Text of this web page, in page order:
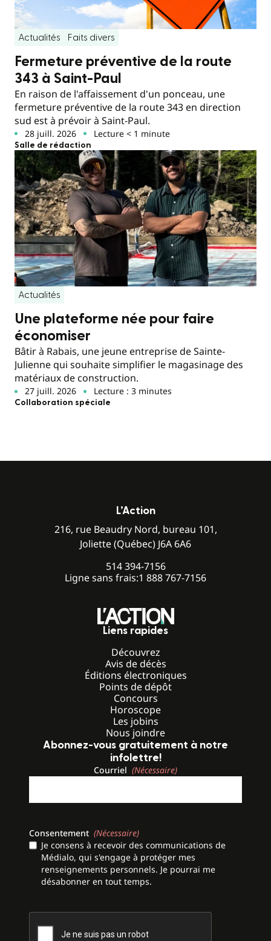
Actualités Faits divers
Fermeture préventive de la route
343 à Saint-Paul
En raison de l'affaissement d'un ponceau, une
fermeture préventive de la route 343 en direction
sud est à prévoir à Saint-Paul.
28 juill. 2026 Lecture < 1 minute
Salle de rédaction
Actualités
Une plateforme née pour faire
économiser
Bâtir à Rabais, une jeune entreprise de Sainte-
Julienne qui souhaite simplifier le magasinage des
matériaux de construction.
27 juill. 2026 Lecture : 3 minutes
Collaboration spéciale
L’Action
216, rue Beaudry Nord, bureau 101,
Joliette (Québec) J6A 6A6
514 394-7156
Ligne sans frais:1 888 767-7156
Liens rapides
Découvrez
Avis de décès
Éditions électroniques
Points de dépôt
Concours
Horoscope
Les jobins
Nous joindre
Abonnez-vous gratuitement à notre
infolettre!
Courriel (Nécessaire)
Consentement (Nécessaire)
Je consens à recevoir des communications de
Médialo, qui s'engage à protéger mes
renseignements personnels. Je pourrai me
désabonner en tout temps.
CAPTCHA